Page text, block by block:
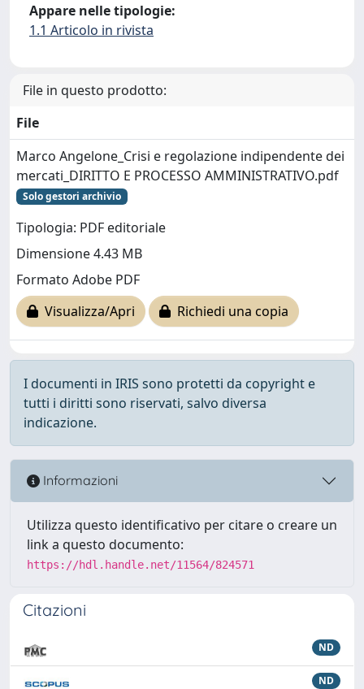
Appare nelle tipologie:
1.1 Articolo in rivista
File in questo prodotto:
File
Marco Angelone_Crisi e regolazione indipendente dei
mercati_DIRITTO E PROCESSO AMMINISTRATIVO.pdf
Solo gestori archivio
Tipologia: PDF editoriale
Dimensione 4.43 MB
Formato Adobe PDF
Visualizza/Apri
Richiedi una copia
I documenti in IRIS sono protetti da copyright e
tutti i diritti sono riservati, salvo diversa
indicazione.
Informazioni
Utilizza questo identificativo per citare o creare un
link a questo documento:
https://hdl.handle.net/11564/824571
Citazioni
ND
ND